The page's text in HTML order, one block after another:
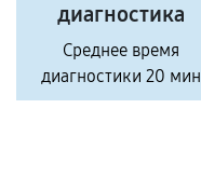
диагностика
Среднее время
диагностики 20 мин